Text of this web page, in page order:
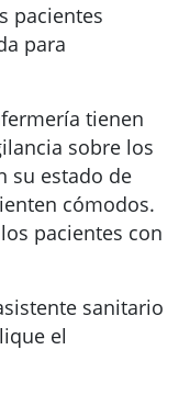
pacientes
para
tienen
sobre los
su estado de
cómodos.
pacientes con
sanitario
el